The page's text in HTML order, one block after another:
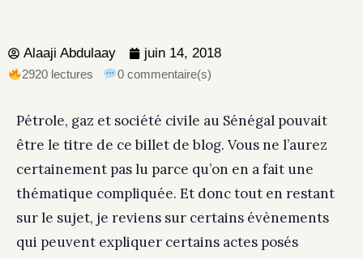
Alaaji Abdulaay juin 14, 2018
2920 lectures 0 commentaire(s)
Pétrole, gaz et société civile au Sénégal pouvait
être le titre de ce billet de blog. Vous ne l’aurez
certainement pas lu parce qu’on en a fait une
thématique compliquée. Et donc tout en restant
sur le sujet, je reviens sur certains évènements
qui peuvent expliquer certains actes posés